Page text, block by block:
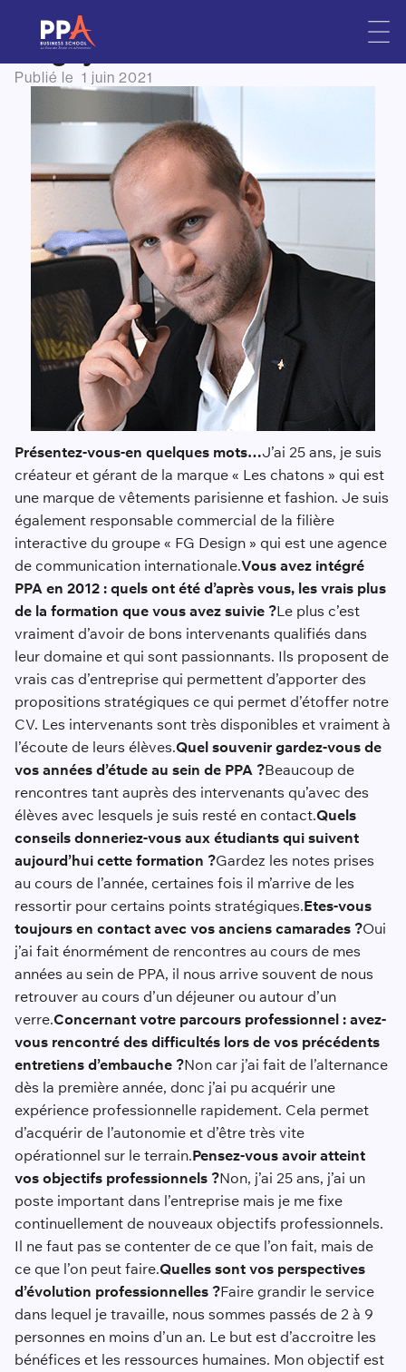
Portraits d’anciens : John
Begay
Publié le 1 juin 2021
Présentez-vous-en quelques mots…J’ai 25 ans, je suis
créateur et gérant de la marque « Les chatons » qui est
une marque de vêtements parisienne et fashion. Je suis
également responsable commercial de la filière
interactive du groupe « FG Design » qui est une agence
de communication internationale.Vous avez intégré
PPA en 2012 : quels ont été d’après vous, les vrais plus
de la formation que vous avez suivie ?Le plus c’est
vraiment d’avoir de bons intervenants qualifiés dans
leur domaine et qui sont passionnants. Ils proposent de
vrais cas d’entreprise qui permettent d’apporter des
propositions stratégiques ce qui permet d’étoffer notre
CV. Les intervenants sont très disponibles et vraiment à
l’écoute de leurs élèves.Quel souvenir gardez-vous de
vos années d’étude au sein de PPA ?Beaucoup de
rencontres tant auprès des intervenants qu’avec des
élèves avec lesquels je suis resté en contact.Quels
conseils donneriez-vous aux étudiants qui suivent
aujourd’hui cette formation ?Gardez les notes prises
au cours de l’année, certaines fois il m’arrive de les
ressortir pour certains points stratégiques.Etes-vous
toujours en contact avec vos anciens camarades ?Oui
j’ai fait énormément de rencontres au cours de mes
années au sein de PPA, il nous arrive souvent de nous
retrouver au cours d’un déjeuner ou autour d’un
verre.Concernant votre parcours professionnel : avez-
vous rencontré des difficultés lors de vos précédents
entretiens d’embauche ?Non car j’ai fait de l’alternance
dès la première année, donc j’ai pu acquérir une
expérience professionnelle rapidement. Cela permet
d’acquérir de l’autonomie et d’être très vite
opérationnel sur le terrain.Pensez-vous avoir atteint
vos objectifs professionnels ?Non, j’ai 25 ans, j’ai un
poste important dans l’entreprise mais je me fixe
continuellement de nouveaux objectifs professionnels.
Il ne faut pas se contenter de ce que l’on fait, mais de
ce que l’on peut faire.Quelles sont vos perspectives
d’évolution professionnelles ?Faire grandir le service
dans lequel je travaille, nous sommes passés de 2 à 9
personnes en moins d’un an. Le but est d’accroitre les
bénéfices et les ressources humaines. Mon objectif est